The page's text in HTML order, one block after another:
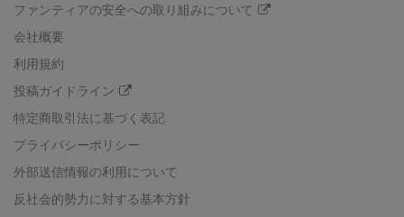
ファンティアの安全への取り組みについて
会社概要
利用規約
投稿ガイドライン
特定商取引法に基づく表記
プライバシーポリシー
外部送信情報の利用について
反社会的勢力に対する基本方針